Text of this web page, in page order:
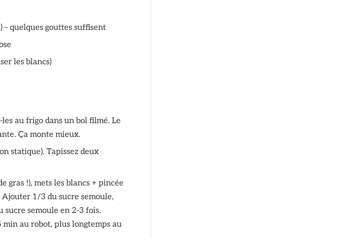
quelques gouttes suffisent
les blancs)
au frigo dans un bol filmé. Le
Ça monte mieux.
statique). Tapissez deux
gras !), mets les blancs + pincée
Ajouter 1/3 du sucre semoule,
sucre semoule en 2-3 fois.
min au robot, plus longtemps au